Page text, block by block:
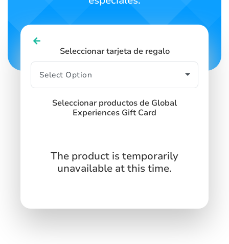
Seleccionar tarjeta de regalo
Seleccionar productos de Global
Experiences Gift Card
The product is temporarily
unavailable at this time.